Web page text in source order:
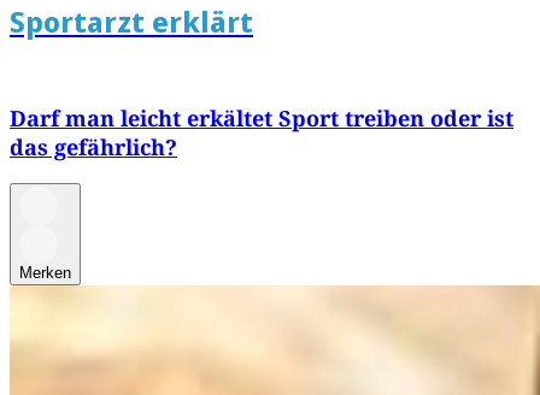
Sportarzt erklärt
Darf man leicht erkältet Sport treiben oder ist
das gefährlich?
Merken